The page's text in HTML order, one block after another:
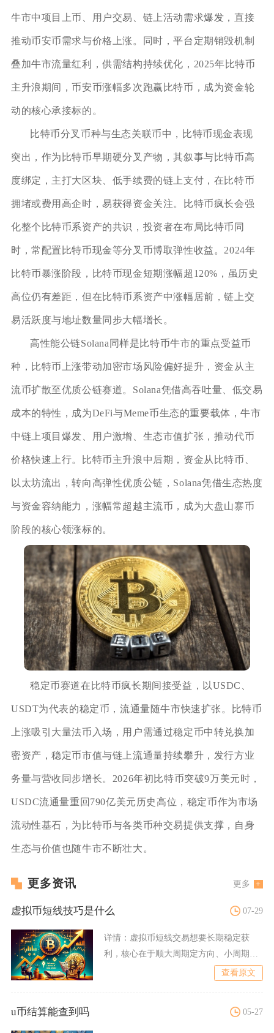
牛市中项目上币、用户交易、链上活动需求爆发，直接
推动币安币需求与价格上涨。同时，平台定期销毁机制
叠加牛市流量红利，供需结构持续优化，2025年比特币
主升浪期间，币安币涨幅多次跑赢比特币，成为资金轮
动的核心承接标的。
比特币分叉币种与生态关联币中，比特币现金表现
突出，作为比特币早期硬分叉产物，其叙事与比特币高
度绑定，主打大区块、低手续费的链上支付，在比特币
拥堵或费用高企时，易获得资金关注。比特币疯长会强
化整个比特币系资产的共识，投资者在布局比特币同
时，常配置比特币现金等分叉币博取弹性收益。2024年
比特币暴涨阶段，比特币现金短期涨幅超120%，虽历史
高位仍有差距，但在比特币系资产中涨幅居前，链上交
易活跃度与地址数量同步大幅增长。
高性能公链Solana同样是比特币牛市的重点受益币
种，比特币上涨带动加密市场风险偏好提升，资金从主
流币扩散至优质公链赛道。Solana凭借高吞吐量、低交易
成本的特性，成为DeFi与Meme币生态的重要载体，牛市
中链上项目爆发、用户激增、生态市值扩张，推动代币
价格快速上行。比特币主升浪中后期，资金从比特币、
以太坊流出，转向高弹性优质公链，Solana凭借生态热度
与资金容纳能力，涨幅常超越主流币，成为大盘山寨币
阶段的核心领涨标的。
稳定币赛道在比特币疯长期间接受益，以USDC、
USDT为代表的稳定币，流通量随牛市快速扩张。比特币
上涨吸引大量法币入场，用户需通过稳定币中转兑换加
密资产，稳定币市值与链上流通量持续攀升，发行方业
务量与营收同步增长。2026年初比特币突破9万美元时，
USDC流通量重回790亿美元历史高位，稳定币作为市场
流动性基石，为比特币与各类币种交易提供支撑，自身
生态与价值也随牛市不断壮大。
更多资讯 更多
虚拟币短线技巧是什么 07-29
详情： 虚拟币短线交易想要长期稳定获
利，核心在于顺大周期定方向、小周期找
点位、用量能过滤假信号，再
查看原文
u币结算能查到吗 05-27